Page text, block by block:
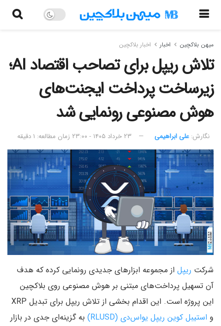
میهن بلاکچین اخبار اخبار بلاکچین
تلاش ریپل برای تصاحب اقتصاد AI؛
زیرساخت پرداخت ایجنت‌های
هوش مصنوعی رونمایی شد
نگارش:‌ علی ابراهیمی ۲۳ خرداد ۱۴۰۵ - ۲۳:۰۰ زمان مطالعه: ۱ دقیقه
شرکت ریپل از مجموعه ابزارهای جدیدی رونمایی کرده که هدف
آن تسهیل پرداخت‌های مبتنی بر هوش مصنوعی روی بلاکچین
این پروژه است. این اقدام بخشی از تلاش ریپل برای تبدیل XRP
و استیبل کوین ریپل یو‌اس‌دی (RLUSD)
به گزینه‌ای جدی در بازار